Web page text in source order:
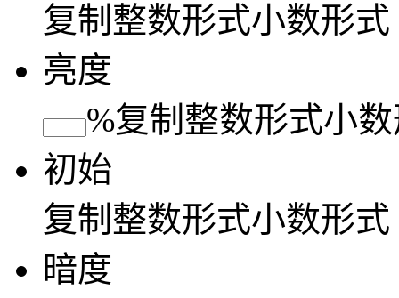
复制 整数形式小数形式
亮度
%复制 整数形式小
初始
复制 整数形式小数形式
暗度